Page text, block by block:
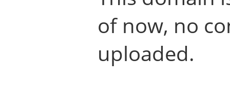
of now, no
uploaded.